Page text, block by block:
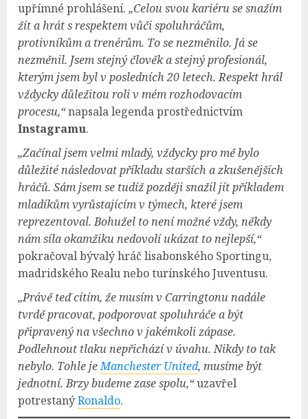
upřímné prohlášení. „Celou svou kariéru se snažím
žít a hrát s respektem vůči spoluhráčům,
protivníkům a trenérům. To se nezměnilo. Já se
nezměnil. Jsem stejný člověk a stejný profesionál,
kterým jsem byl v posledních 20 letech. Respekt hrál
vždycky důležitou roli v mém rozhodovacím
procesu,“napsala legenda prostřednictvím
Instagramu.
„Začínal jsem velmi mladý, vždycky pro mě bylo
důležité následovat příkladu starších a zkušenějších
hráčů. Sám jsem se tudíž později snažil jít příkladem
mladíkům vyrůstajícím v týmech, které jsem
reprezentoval. Bohužel to není možné vždy, někdy
nám síla okamžiku nedovolí ukázat to nejlepší,“
pokračoval bývalý hráč lisabonského Sportingu,
madridského Realu nebo turínského Juventusu.
„Právě teď cítím, že musím v Carringtonu nadále
tvrdě pracovat, podporovat spoluhráče a být
připravený na všechno v jakémkoli zápase.
Podlehnout tlaku nepřichází v úvahu. Nikdy to tak
nebylo. Tohle jeManchester United, musíme být
jednotní. Brzy budeme zase spolu,“uzavřel
potrestanýRonaldo.